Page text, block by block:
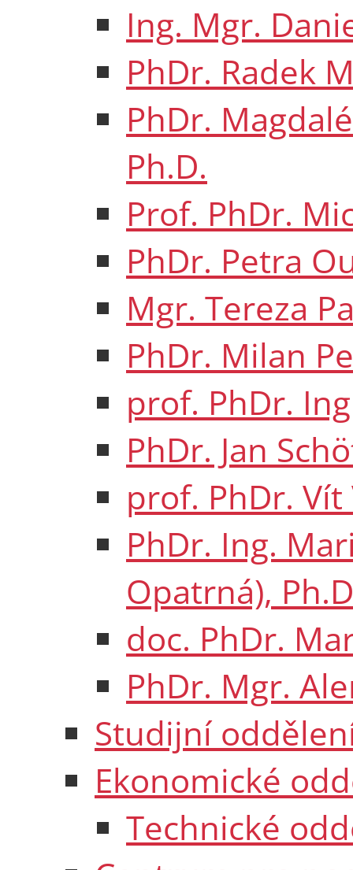
Ing. Mgr.
PhDr. Radek
PhDr.
Ph.D.
Prof. PhDr.
PhDr. Petra
Mgr. Tereza
PhDr. Milan
prof. PhDr.
PhDr. Jan
prof. PhDr. Vít
PhDr. Ing.
Opatrná),
doc. PhDr.
PhDr. Mgr.
Studijní
Ekonomické
Technické